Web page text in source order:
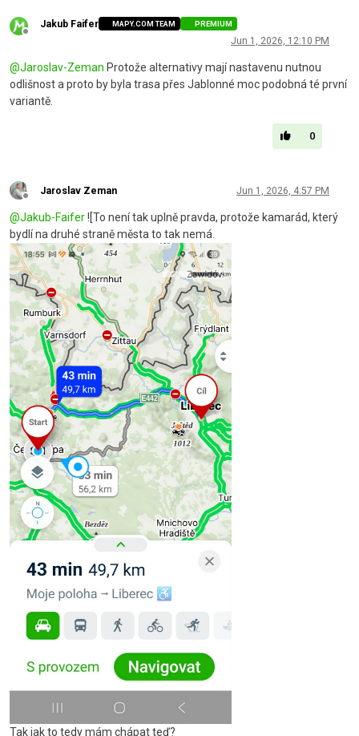
Offline
Jakub Faifer MAPY.COM TEAM PREMIUM
Jun 1, 2026, 12:10 PM
@Jaroslav-Zeman Protože alternativy mají nastavenu nutnou
odlišnost a proto by byla trasa přes Jablonné moc podobná té první
variantě.
0
Offline
Jaroslav Zeman Jun 1, 2026, 4:57 PM
@Jakub-Faifer![To není tak uplně pravda, protože kamarád, který
bydlí na druhé straně města to tak nemá.
Tak jak to tedy mám chápat teď?